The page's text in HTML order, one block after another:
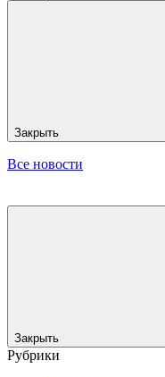
Закрыть
Все новости
Закрыть
Рубрики